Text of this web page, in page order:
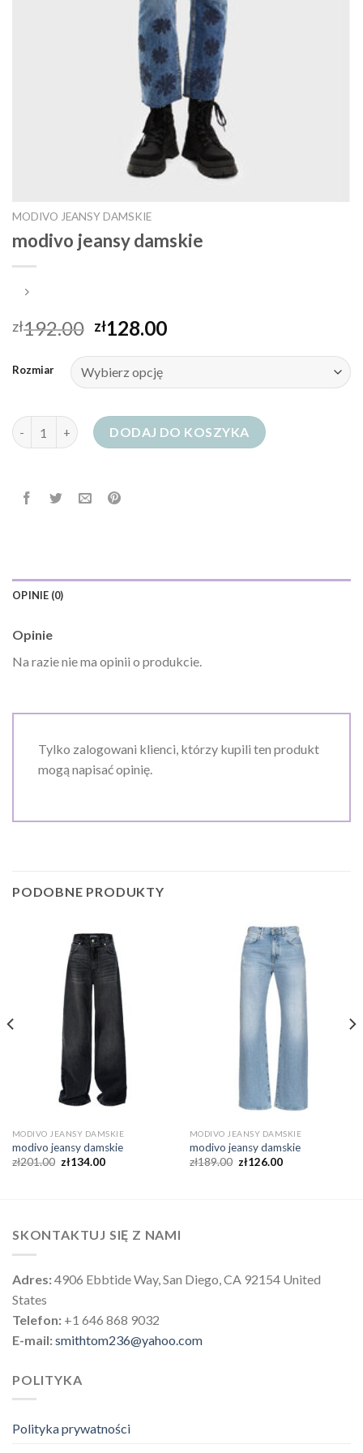
MODIVO JEANSY DAMSKIE
modivo jeansy damskie
zł192.00 zł128.00
Rozmiar
ilość modivo jeansy damskieDODAJ DO KOSZYKA
OPINIE (0)
Opinie
Na razie nie ma opinii o produkcie.
Tylko zalogowani klienci, którzy kupili ten produkt
mogą napisać opinię.
PODOBNE PRODUKTY
MODIVO JEANSY DAMSKIE
modivo jeansy damskie
zł201.00 zł134.00
MODIVO JEANSY DAMSKIE
modivo jeansy damskie
zł189.00 zł126.00
SKONTAKTUJ SIĘ Z NAMI
Adres:4906 Ebbtide Way, San Diego, CA 92154 United
States
Telefon: +1 646 868 9032
E-mail:smithtom236@yahoo.com
POLITYKA
Polityka prywatności